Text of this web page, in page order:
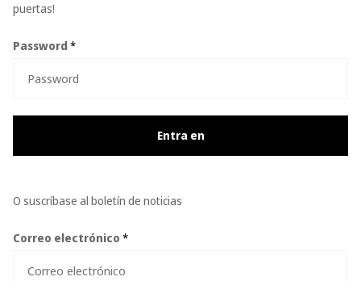
puertas!
Password *
Entra en
O suscríbase al boletín de noticias
Correo electrónico *